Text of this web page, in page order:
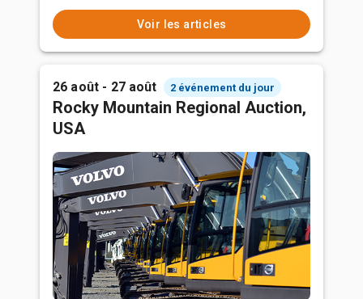
Voir les articles
26 août - 27 août 2 événement du jour
Rocky Mountain Regional Auction,
USA